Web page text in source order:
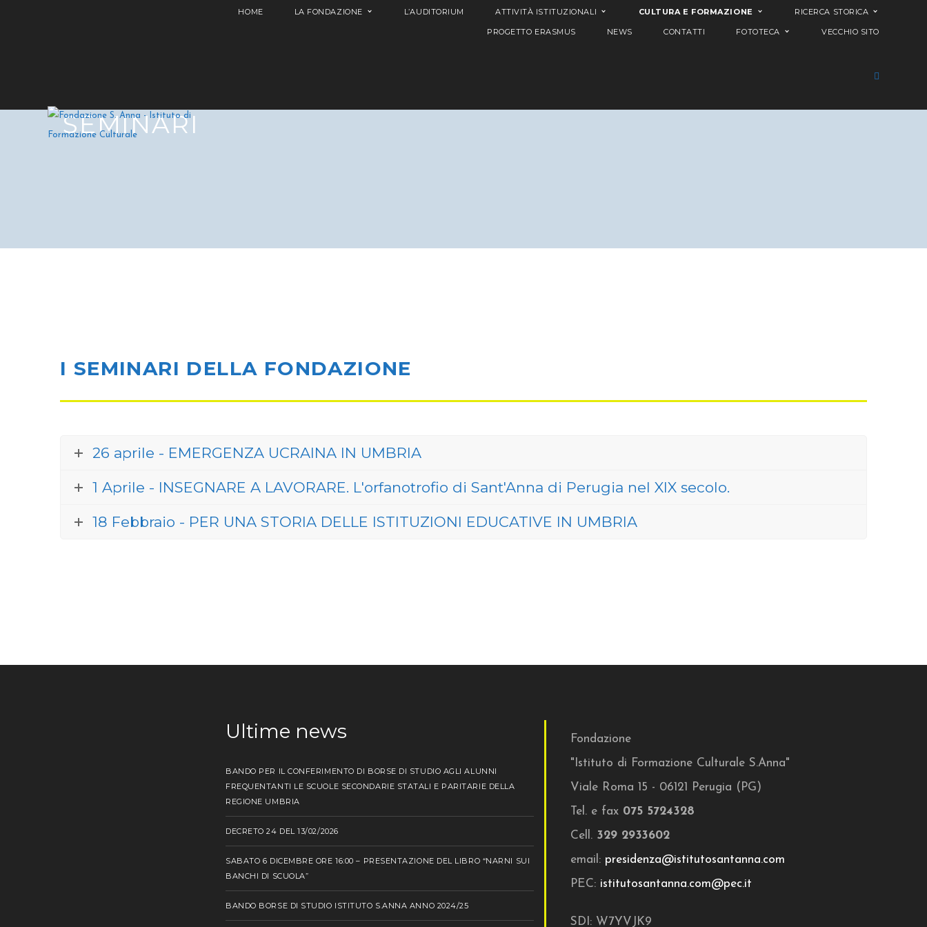
HOME LA FONDAZIONE L’AUDITORIUM ATTIVITÀ ISTITUZIONALI CULTURA E FORMAZIONE RICERCA STORICA
PROGETTO ERASMUS NEWS CONTATTI FOTOTECA VECCHIO SITO
SEMINARI
I SEMINARI DELLA FONDAZIONE
26 aprile - EMERGENZA UCRAINA IN UMBRIA
1 Aprile - INSEGNARE A LAVORARE. L'orfanotrofio di Sant'Anna di Perugia nel XIX secolo.
18 Febbraio - PER UNA STORIA DELLE ISTITUZIONI EDUCATIVE IN UMBRIA
Ultime news
BANDO PER IL CONFERIMENTO DI BORSE DI STUDIO AGLI ALUNNI
FREQUENTANTI LE SCUOLE SECONDARIE STATALI E PARITARIE DELLA
REGIONE UMBRIA
DECRETO 24 DEL 13/02/2026
SABATO 6 DICEMBRE ORE 16:00 – PRESENTAZIONE DEL LIBRO “NARNI SUI
BANCHI DI SCUOLA”
BANDO BORSE DI STUDIO ISTITUTO S.ANNA ANNO 2024/25
Fondazione
"Istituto di Formazione Culturale S.Anna"
Viale Roma 15 - 06121 Perugia (PG)
Tel. e fax 075 5724328
Cell. 329 2933602
email: presidenza@istitutosantanna.com
PEC: istitutosantanna.com@pec.it
SDI: W7YVJK9